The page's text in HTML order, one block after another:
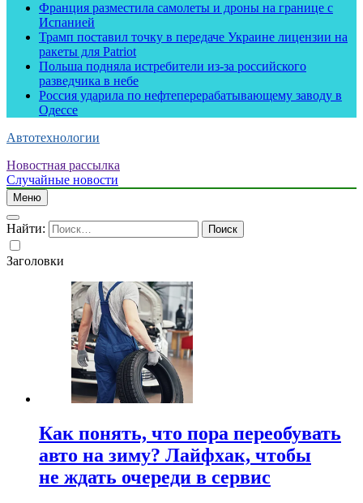
Франция разместила самолеты и дроны на границе с
Испанией
Трамп поставил точку в передаче Украине лицензии на
ракеты для Patriot
Польша подняла истребители из-за российского
разведчика в небе
Россия ударила по нефтеперерабатывающему заводу в
Одессе
Автотехнологии
Новостная рассылка
Случайные новости
Меню
Найти:
Заголовки
Как понять, что пора переобувать
авто на зиму? Лайфхак, чтобы
не ждать очереди в сервис